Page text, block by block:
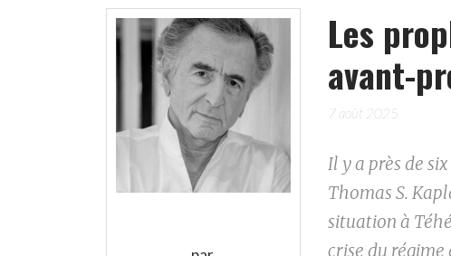
Les
avant-
7 août 2025
Il y a près de
Thomas S.
situation à
crise du régime